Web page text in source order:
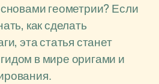
геометрии? Если
как сделать
эта статья станет
в мире оригами и